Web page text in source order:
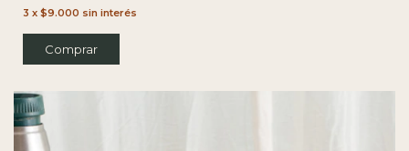
3 x $9.000 sin interés